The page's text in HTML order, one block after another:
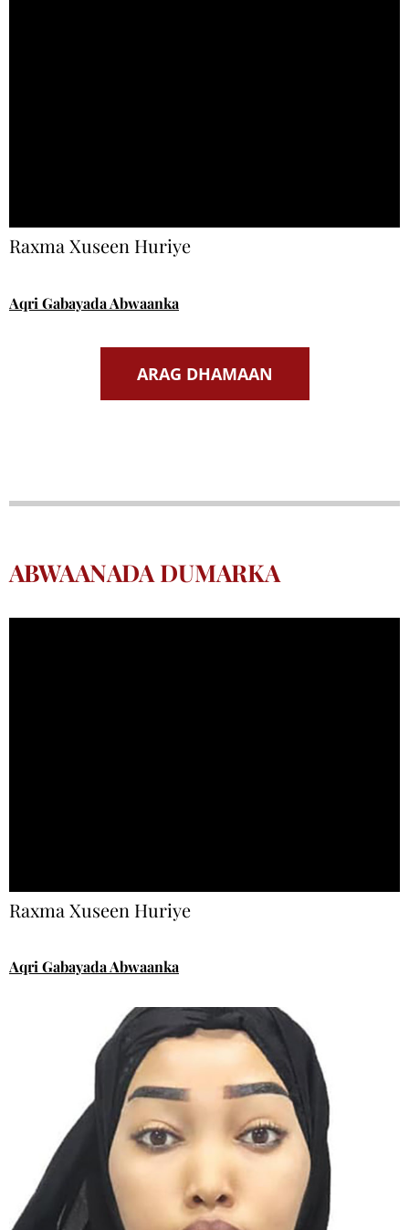
Raxma Xuseen Huriye
Aqri Gabayada Abwaanka
ARAG DHAMAAN
ABWAANADA DUMARKA
Raxma Xuseen Huriye
Aqri Gabayada Abwaanka